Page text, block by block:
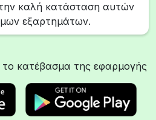
την καλή κατάσταση αυτών
εξαρτημάτων.
κατέβασμα της εφαρμογής